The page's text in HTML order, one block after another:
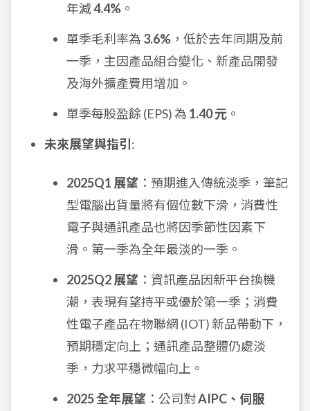
年減4.4% 。
單季毛利率為 3.6% ，低於去年同期及前
一季，主因產品組合變化、新產品開發
及海外擴產費用增加。
單季每股盈餘 (EPS) 為 1.40 元 。
未來展望與指引 :
2025Q1 展望 ：預期進入傳統淡季，筆記
型電腦出貨量將有個位數下滑，消費性
電子與通訊產品也將因季節性因素下
滑。第一季為全年最淡的一季。
2025Q2 展望 ：資訊產品因新平台換機
潮，表現有望持平或優於第一季；消費
性電子產品在物聯網 (IOT) 新品帶動下，
預期穩定向上；通訊產品整體仍處淡
季，力求平穩微幅向上。
2025 全年展望 ：公司對AIPC、伺服